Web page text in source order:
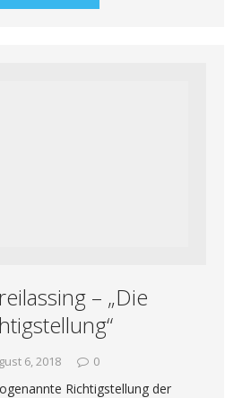
– „Die
6, 2018 0
Richtigstellung der